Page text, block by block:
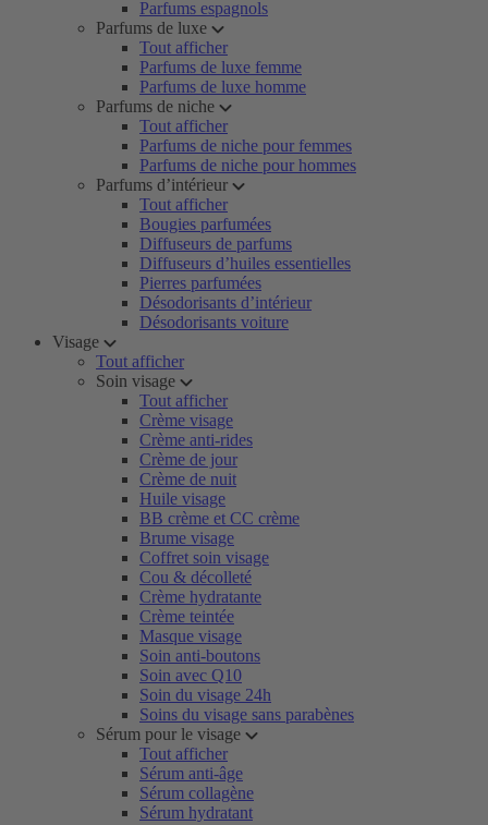
Parfums espagnols
Parfums de luxe
Tout afficher
Parfums de luxe femme
Parfums de luxe homme
Parfums de niche
Tout afficher
Parfums de niche pour femmes
Parfums de niche pour hommes
Parfums d’intérieur
Tout afficher
Bougies parfumées
Diffuseurs de parfums
Diffuseurs d’huiles essentielles
Pierres parfumées
Désodorisants d’intérieur
Désodorisants voiture
Visage
Tout afficher
Soin visage
Tout afficher
Crème visage
Crème anti-rides
Crème de jour
Crème de nuit
Huile visage
BB crème et CC crème
Brume visage
Coffret soin visage
Cou & décolleté
Crème hydratante
Crème teintée
Masque visage
Soin anti-boutons
Soin avec Q10
Soin du visage 24h
Soins du visage sans parabènes
Sérum pour le visage
Tout afficher
Sérum anti-âge
Sérum collagène
Sérum hydratant